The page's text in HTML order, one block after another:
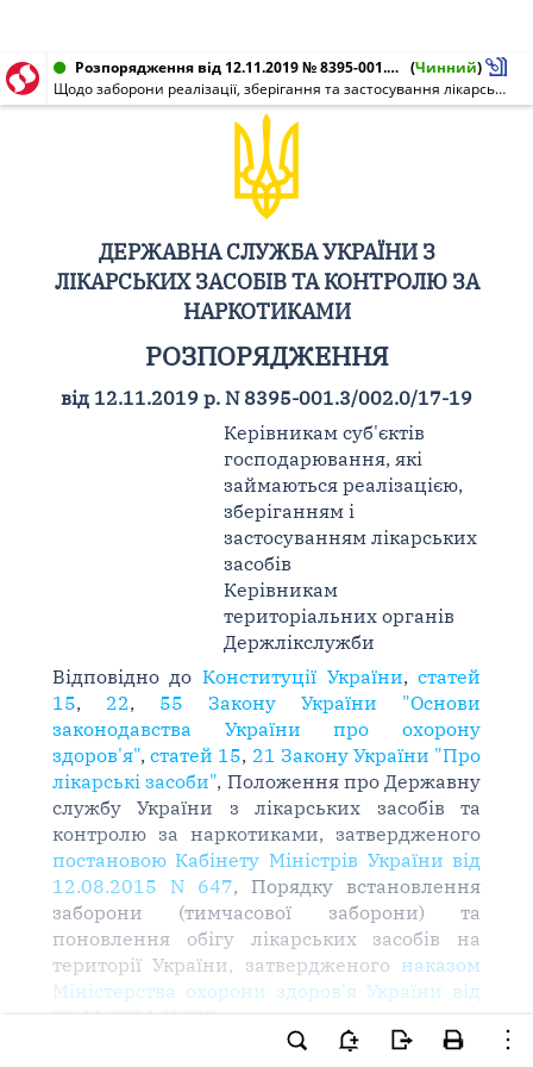
Розпорядження від 12.11.2019 № 8395-001.3/002.0/17-19 (Чинний)
Щодо заборони реалізації, зберігання та застосування лікарського засобу АУГМЕНТИН™, таблетки, вкриті оболонкою, 500 мг / 125 мг, по 7 таблеток у блістері (кожен блістер разом з вологозахисними гранулами-саше у пакеті з алюмінієвої фольги); по 2 блістери в пакетах у картонній упаковці, серій 868719, 868720, виробництва СмітКляйн Бічем Фармасьютикалс, Велика Британія
ДЕРЖАВНА СЛУЖБА УКРАЇНИ З
ЛІКАРСЬКИХ ЗАСОБІВ ТА КОНТРОЛЮ ЗА
НАРКОТИКАМИ
РОЗПОРЯДЖЕННЯ
від 12.11.2019 р. N 8395-001.3/002.0/17-19
Керівникам суб'єктів
господарювання, які
займаються реалізацією,
зберіганням і
застосуванням лікарських
засобів
Керівникам
територіальних органів
Держлікслужби
Відповідно до Конституції України,статей
15, 22, 55 Закону України "Основи
законодавства України про охорону
здоров'я", статей 15, 21 Закону України "Про
лікарські засоби", Положення про Державну
службу України з лікарських засобів та
контролю за наркотиками, затвердженого
постановою Кабінету Міністрів України від
12.08.2015 N 647, Порядку встановлення
заборони (тимчасової заборони) та
поновлення обігу лікарських засобів на
території України, затвердженого наказом
Міністерства охорони здоров'я України від
22.11.2011 N 809